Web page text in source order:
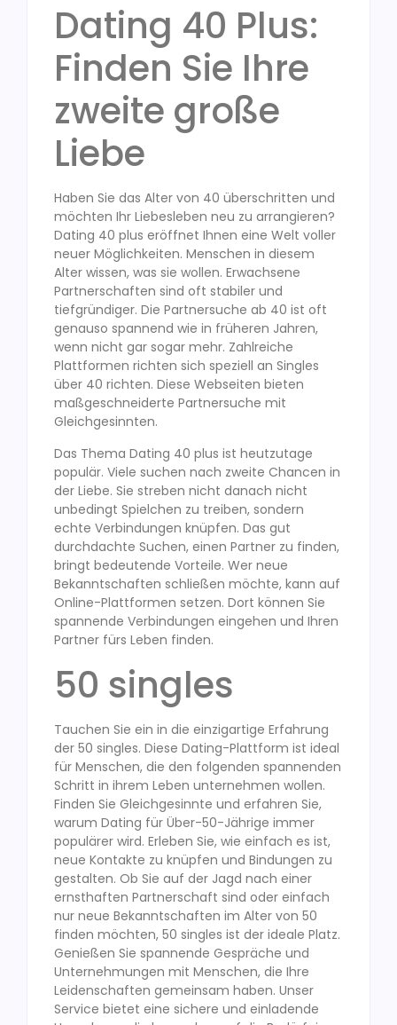
Dating 40 Plus:
Finden Sie Ihre
zweite große
Liebe
Haben Sie das Alter von 40 überschritten und
möchten Ihr Liebesleben neu zu arrangieren?
Dating 40 plus eröffnet Ihnen eine Welt voller
neuer Möglichkeiten. Menschen in diesem
Alter wissen, was sie wollen. Erwachsene
Partnerschaften sind oft stabiler und
tiefgründiger. Die Partnersuche ab 40 ist oft
genauso spannend wie in früheren Jahren,
wenn nicht gar sogar mehr. Zahlreiche
Plattformen richten sich speziell an Singles
über 40 richten. Diese Webseiten bieten
maßgeschneiderte Partnersuche mit
Gleichgesinnten.
Das Thema Dating 40 plus ist heutzutage
populär. Viele suchen nach zweite Chancen in
der Liebe. Sie streben nicht danach nicht
unbedingt Spielchen zu treiben, sondern
echte Verbindungen knüpfen. Das gut
durchdachte Suchen, einen Partner zu finden,
bringt bedeutende Vorteile. Wer neue
Bekanntschaften schließen möchte, kann auf
Online-Plattformen setzen. Dort können Sie
spannende Verbindungen eingehen und Ihren
Partner fürs Leben finden.
50 singles
Tauchen Sie ein in die einzigartige Erfahrung
der 50 singles. Diese Dating-Plattform ist ideal
für Menschen, die den folgenden spannenden
Schritt in ihrem Leben unternehmen wollen.
Finden Sie Gleichgesinnte und erfahren Sie,
warum Dating für Über-50-Jährige immer
populärer wird. Erleben Sie, wie einfach es ist,
neue Kontakte zu knüpfen und Bindungen zu
gestalten. Ob Sie auf der Jagd nach einer
ernsthaften Partnerschaft sind oder einfach
nur neue Bekanntschaften im Alter von 50
finden möchten, 50 singles ist der ideale Platz.
Genießen Sie spannende Gespräche und
Unternehmungen mit Menschen, die Ihre
Leidenschaften gemeinsam haben. Unser
Service bietet eine sichere und einladende